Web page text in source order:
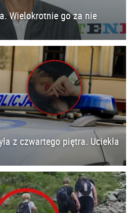
Wielokrotnie go za nie
z czwartego piętra. Uciekła